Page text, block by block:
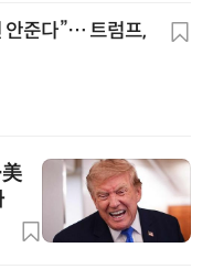
안준다”… 트럼프,